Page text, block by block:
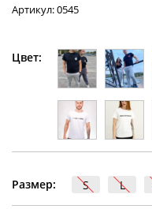
Артикул: 0545
Цвет:
Размер: S L